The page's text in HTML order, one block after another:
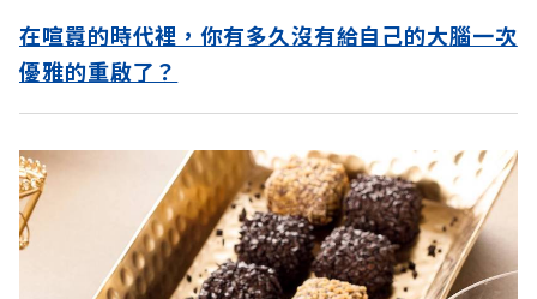
在喧囂的時代裡，你有多久沒有給自己的大腦一次
優雅的重啟了？